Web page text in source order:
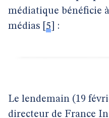
médiatique bénéficie
médias 5 :
Le lendemain (19
directeur de France